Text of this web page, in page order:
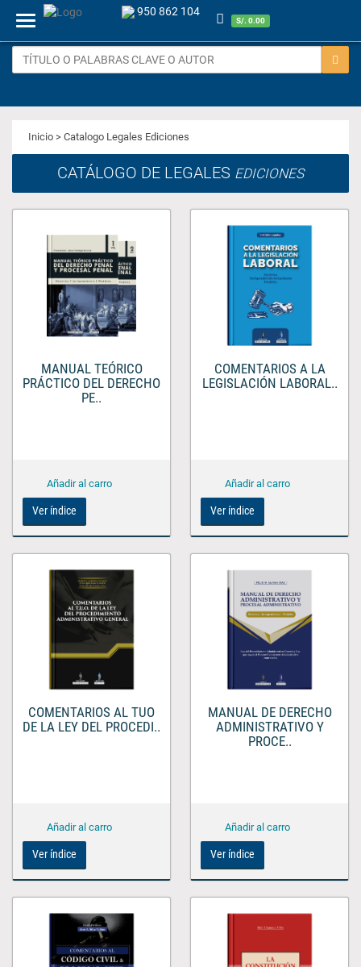
Menu
950 862 104
S/. 0.00
Inicio > Catalogo Legales Ediciones
CATÁLOGO DE LEGALES EDICIONES
MANUAL TEÓRICO
PRÁCTICO DEL DERECHO
PE..
Ver índice
COMENTARIOS A LA
LEGISLACIÓN LABORAL..
Ver índice
COMENTARIOS AL TUO
DE LA LEY DEL PROCEDI..
Ver índice
MANUAL DE DERECHO
ADMINISTRATIVO Y
PROCE..
Ver índice